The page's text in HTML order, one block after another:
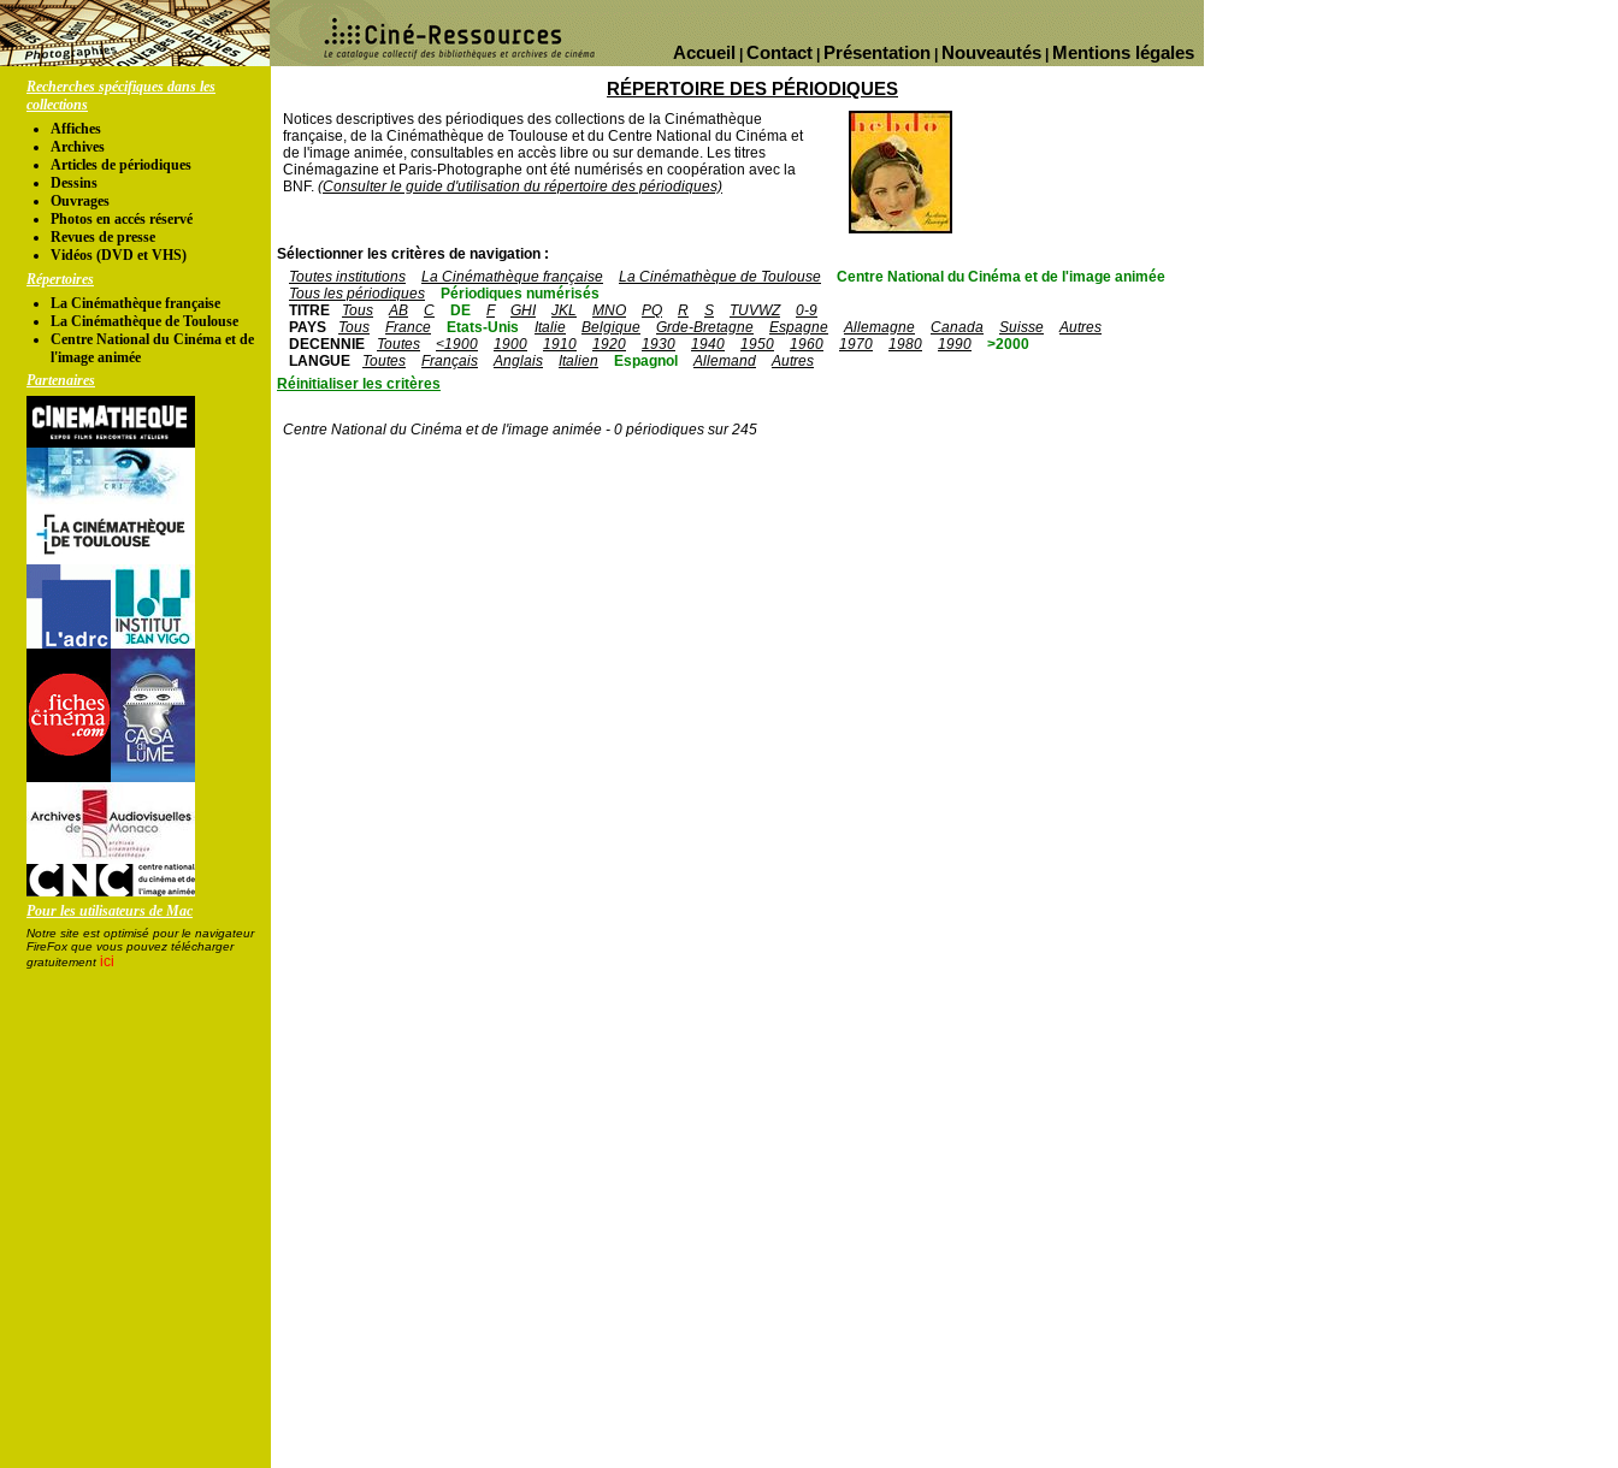
Mentions légales
Nouveautés
Présentation
Contact
Accueil
Recherches spécifiques dans les
collections
Affiches
Archives
Articles de périodiques
Dessins
Ouvrages
Photos en accés réservé
Revues de presse
Vidéos (DVD et VHS)
Répertoires
La Cinémathèque française
La Cinémathèque de Toulouse
Centre National du Cinéma et de
l'image animée
Partenaires
Pour les utilisateurs de Mac
Notre site est optimisé pour le navigateur
FireFox que vous pouvez télécharger
gratuitement ici
RÉPERTOIRE DES PÉRIODIQUES
Notices descriptives des périodiques des collections de la Cinémathèque
française, de la Cinémathèque de Toulouse et du Centre National du Cinéma et
de l'image animée, consultables en accès libre ou sur demande. Les titres
Cinémagazine et Paris-Photographe ont été numérisés en coopération avec la
BNF. (Consulter le guide d'utilisation du répertoire des périodiques)
Sélectionner les critères de navigation :
Toutes institutions
La Cinémathèque française La Cinémathèque de Toulouse
Centre National du Cinéma et de l'image animée
Tous les périodiques
Périodiques numérisés
TITRE
Tous AB C DE F GHI JKL MNO PQ R S TUVWZ
0-9
PAYS
Tous France Etats-Unis Italie Belgique Grde-Bretagne Espagne Allemagne Canada Suisse
Autres
DECENNIE
Toutes <1900 1900 1910 1920 1930 1940 1950 1960 1970 1980 1990
>2000
LANGUE
Toutes Français Anglais Italien Espagnol Allemand
Autres
Réinitialiser les critères
Centre National du Cinéma et de l'image animée - 0 périodiques sur 245